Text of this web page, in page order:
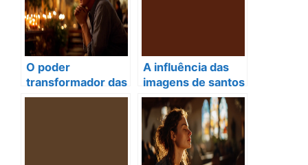
O poder
transformador das
orações dos
A influência das
imagens de santos
na vida das
pessoas: fé,
tradições e
testemunhos
transformadores